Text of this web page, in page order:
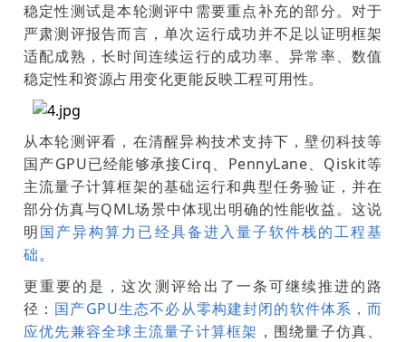
稳定性测试是本轮测评中需要重点补充的部分。对于
严肃测评报告而言，单次运行成功并不足以证明框架
适配成熟，长时间连续运行的成功率、异常率、数值
稳定性和资源占用变化更能反映工程可用性。
从本轮测评看，在清醒异构技术支持下，壁仞科技等
国产GPU已经能够承接Cirq、PennyLane、Qiskit等
主流量子计算框架的基础运行和典型任务验证，并在
部分仿真与QML场景中体现出明确的性能收益。这说
明国产异构算力已经具备进入量子软件栈的工程基
础。
更重要的是，这次测评给出了一条可继续推进的路
径： 国产GPU生态不必从零构建封闭的软件体系，而
应优先兼容全球主流量子计算框架 ，围绕量子仿真、